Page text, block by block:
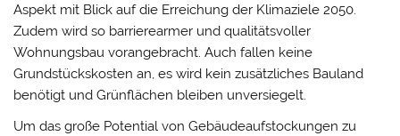
Aspekt mit Blick auf die Erreichung der Klimaziele 2050.
Zudem wird so barrierearmer und qualitätsvoller
Wohnungsbau vorangebracht. Auch fallen keine
Grundstückskosten an, es wird kein zusätzliches Bauland
benötigt und Grünflächen bleiben unversiegelt.
Um das große Potential von Gebäudeaufstockungen zu